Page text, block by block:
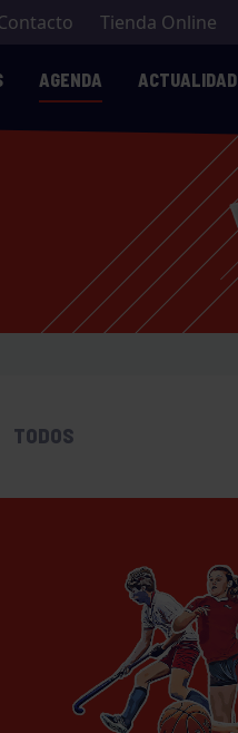
Tienda Online
AGENDA ACTUALIDAD
TODOS